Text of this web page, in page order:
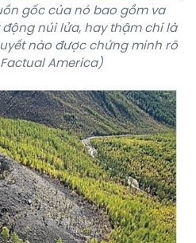
gốc của nó bao gồm va
núi lửa, hay thậm chí là
nào được chứng minh rõ
America)